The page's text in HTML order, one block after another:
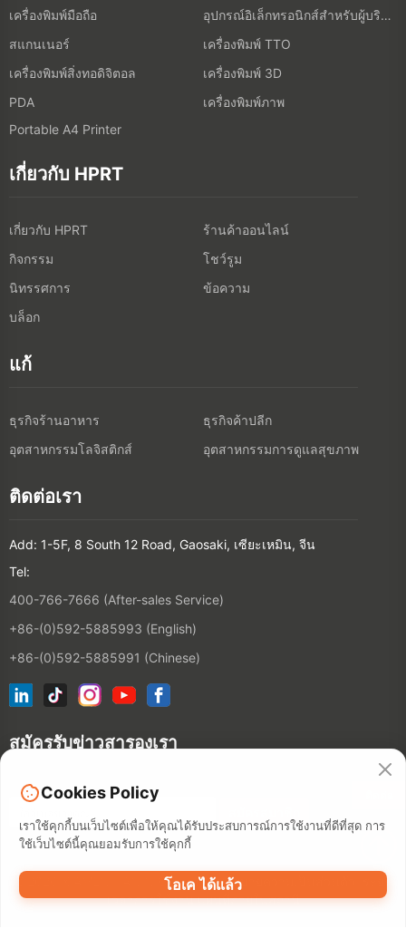
เครื่องพิมพ์มือถือ
อุปกรณ์อิเล็กทรอนิกส์สำหรับผู้บริโภค
สแกนเนอร์
เครื่องพิมพ์ TTO
เครื่องพิมพ์สิ่งทอดิจิตอล
เครื่องพิมพ์ 3D
PDA
เครื่องพิมพ์ภาพ
Portable A4 Printer
เกี่ยวกับ HPRT
เกี่ยวกับ HPRT
ร้านค้าออนไลน์
กิจกรรม
โชว์รูม
นิทรรศการ
ข้อความ
บล็อก
แก้
ธุรกิจร้านอาหาร
ธุรกิจค้าปลีก
อุตสาหกรรมโลจิสติกส์
อุตสาหกรรมการดูแลสุขภาพ
ติดต่อเรา
Add: 1-5F, 8 South 12 Road, Gaosaki, เซียะเหมิน, จีน
Tel:
400-766-7666 (After-sales Service)
+86-(0)592-5885993 (English)
+86-(0)592-5885991 (Chinese)
สมัครรับข่าวสารองเรา
©2026 XIAMEN HANIN CO., LTD.นโยบายความเป็นส่วนตัว
ระยะ
เวลาการใช้งาน แผนที่ภายในสถานี
Cookies Policy
เราใช้คุกกี้บนเว็บไซต์เพื่อให้คุณได้รับประสบการณ์การใช้งานที่ดีที่สุด การ
ใช้เว็บไซต์นี้คุณยอมรับการใช้คุกกี้
โอเค ได้แล้ว